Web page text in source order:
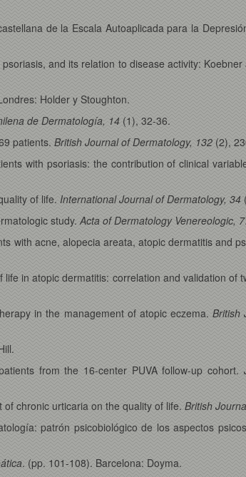
de la Escala Autoaplicada para la
and its relation to disease activity:
Holder y Stoughton.
de Dermatología, 14 (1), 32-36.
patients. British Journal of Dermatology, 132 (2),
with psoriasis: the contribution of clinical
of life. International Journal of Dermatology, 34
study. Acta of Dermatology Venereologic,
with acne, alopecia areata, atopic dermatitis and
in atopic dermatitis: correlation and validation of
in the management of atopic eczema.British
from the 16-center PUVA follow-up cohort.
of chronic urticaria on the quality of life. British
patrón psicobiológico de los aspectos
. (pp. 101-108). Barcelona: Doyma.